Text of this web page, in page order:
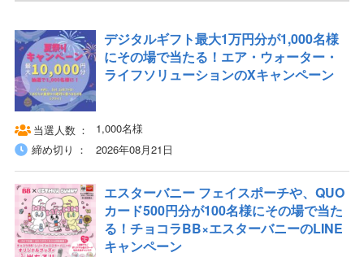
デジタルギフト最大1万円分が1,000名様
にその場で当たる！エア・ウォーター・
ライフソリューションのXキャンペーン
当選人数
1,000名様
締め切り
2026年08月21日
エスターバニー フェイスポーチや、QUO
カード500円分が100名様にその場で当た
る！チョコラBB×エスターバニーのLINE
キャンペーン